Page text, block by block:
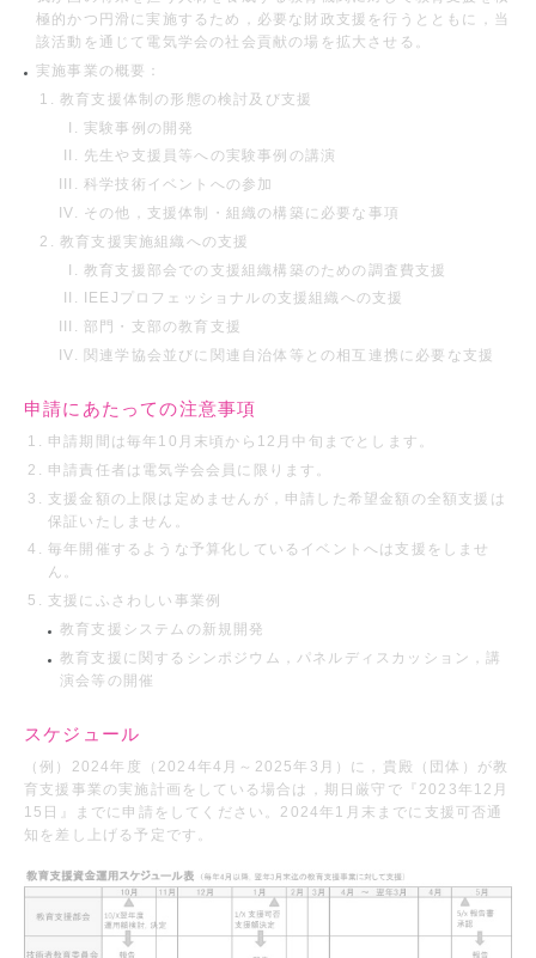
極的かつ円滑に実施するため，必要な財政支援を行うとともに，当
該活動を通じて電気学会の社会貢献の場を拡大させる。
実施事業の概要：
教育支援体制の形態の検討及び支援
実験事例の開発
先生や支援員等への実験事例の講演
科学技術イベントへの参加
その他，支援体制・組織の構築に必要な事項
教育支援実施組織への支援
教育支援部会での支援組織構築のための調査費支援
IEEJプロフェッショナルの支援組織への支援
部門・支部の教育支援
関連学協会並びに関連自治体等との相互連携に必要な支援
申請にあたっての注意事項
申請期間は毎年10月末頃から12月中旬までとします。
申請責任者は電気学会会員に限ります。
支援金額の上限は定めませんが，申請した希望金額の全額支援は
保証いたしません。
毎年開催するような予算化しているイベントへは支援をしませ
ん。
支援にふさわしい事業例
教育支援システムの新規開発
教育支援に関するシンポジウム，パネルディスカッション，講
演会等の開催
スケジュール
（例）2024年度（2024年4月～2025年3月）に，貴殿（団体）が教
育支援事業の実施計画をしている場合は，期日厳守で『2023年12月
15日』までに申請をしてください。2024年1月末までに支援可否通
知を差し上げる予定です。